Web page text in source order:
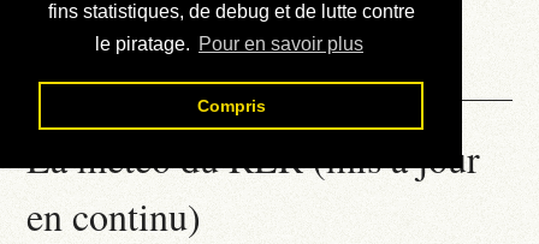
fins statistiques, de debug et de lutte contre
le piratage. Pour en savoir plus
Compris
Téléchargement
Contact
La météo du RER (mis à jour
en continu)